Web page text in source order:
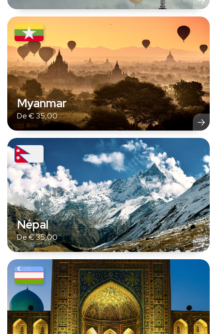
Myanmar
De€35,00
Népal
De€35,00